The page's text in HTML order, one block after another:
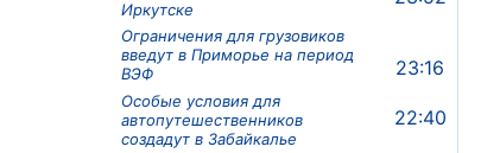
Иркутске
Ограничения для грузовиков
введут в Приморье на период
ВЭФ
Особые условия для
автопутешественников
создадут в Забайкалье
23:16
22:40